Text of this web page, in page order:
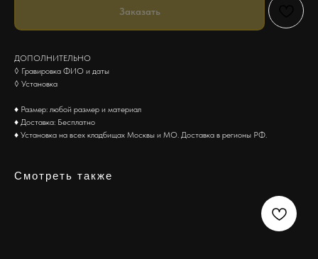
Заказать
ДОПОЛНИТЕЛЬНО
◊ Гравировка ФИО и даты
◊ Установка
♦ Размер: любой размер и материал
♦ Доставка: Бесплатно
♦ Установка на всех кладбищах Москвы и МО. Доставка в регионы РФ.
Смотреть также